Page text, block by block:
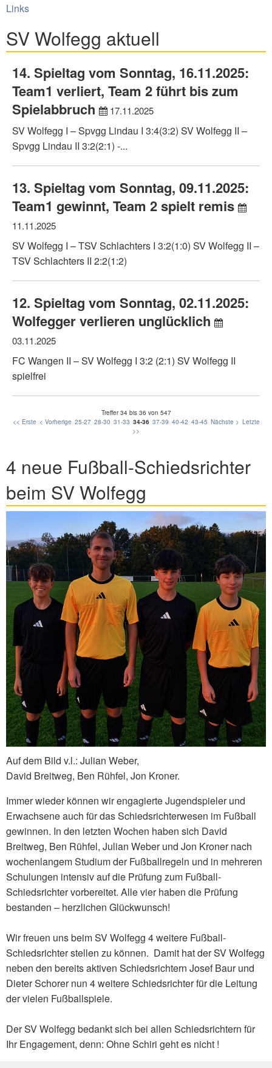
Links
SV Wolfegg aktuell
14. Spieltag vom Sonntag, 16.11.2025:
Team1 verliert, Team 2 führt bis zum
Spielabbruch
17.11.2025
SV Wolfegg I – Spvgg Lindau I 3:4(3:2) SV Wolfegg II –
Spvgg Lindau II 3:2(2:1) -...
13. Spieltag vom Sonntag, 09.11.2025:
Team1 gewinnt, Team 2 spielt remis
11.11.2025
SV Wolfegg I – TSV Schlachters I 3:2(1:0) SV Wolfegg II –
TSV Schlachters II 2:2(1:2)
12. Spieltag vom Sonntag, 02.11.2025:
Wolfegger verlieren unglücklich
03.11.2025
FC Wangen II – SV Wolfegg I 3:2 (2:1) SV Wolfegg II
spielfrei
Treffer 34 bis 36 von 547
<< Erste < Vorherige 25-27 28-30 31-33 34-36 37-39 40-42 43-45 Nächste > Letzte
>>
4 neue Fußball-Schiedsrichter
beim SV Wolfegg
Auf dem Bild v.l.: Julian Weber,
David Breitweg, Ben Rühfel, Jon Kroner.
Immer wieder können wir engagierte Jugendspieler und
Erwachsene auch für das Schiedsrichterwesen im Fußball
gewinnen. In den letzten Wochen haben sich David
Breitweg, Ben Rühfel, Julian Weber und Jon Kroner nach
wochenlangem Studium der Fußballregeln und in mehreren
Schulungen intensiv auf die Prüfung zum Fußball-
Schiedsrichter vorbereitet. Alle vier haben die Prüfung
bestanden – herzlichen Glückwunsch!
Wir freuen uns beim SV Wolfegg 4 weitere Fußball-
Schiedsrichter stellen zu können. Damit hat der SV Wolfegg
neben den bereits aktiven Schiedsrichtern Josef Baur und
Dieter Schorer nun 4 weitere Schiedsrichter für die Leitung
der vielen Fußballspiele.
Der SV Wolfegg bedankt sich bei allen Schiedsrichtern für
Ihr Engagement, denn: Ohne Schiri geht es nicht !